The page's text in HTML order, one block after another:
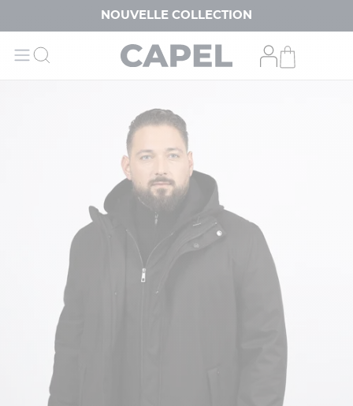
NOUVELLE COLLECTION